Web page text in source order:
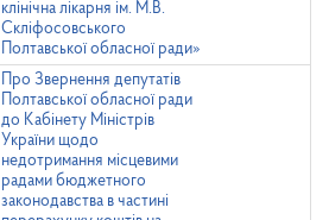
клінічна лікарня ім. М.В.
Скліфосовського
Полтавської обласної ради»
Про Звернення депутатів
Полтавської обласної ради
до Кабінету Міністрів
України щодо
недотримання місцевими
радами бюджетного
законодавства в частині